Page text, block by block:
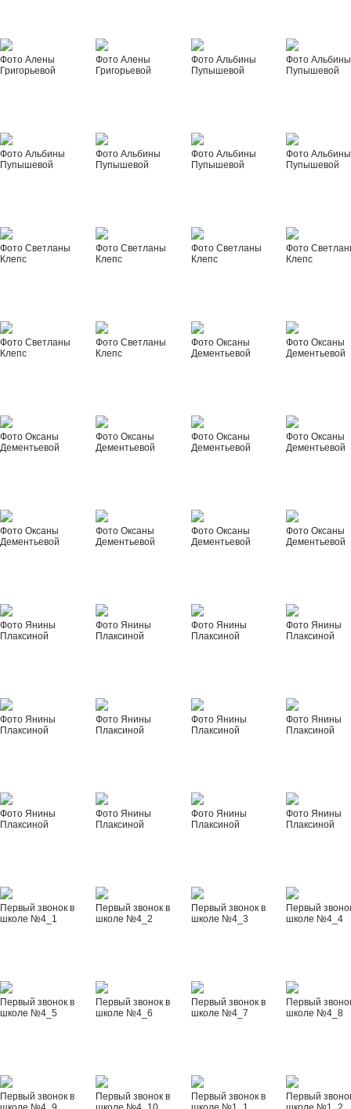
Фото Алены
Григорьевой
Фото Алены
Григорьевой
Фото Альбины
Пупышевой
Фото Альбины
Пупышевой
Фото Альбины
Пупышевой
Фото Альбины
Пупышевой
Фото Альбины
Пупышевой
Фото Альбины
Пупышевой
Фото Светланы
Клепс
Фото Светланы
Клепс
Фото Светланы
Клепс
Фото
Клепс
Фото Светланы
Клепс
Фото Светланы
Клепс
Фото Оксаны
Дементьевой
Фото Оксаны
Дементьевой
Фото Оксаны
Дементьевой
Фото Оксаны
Дементьевой
Фото Оксаны
Дементьевой
Фото Оксаны
Дементьевой
Фото Оксаны
Дементьевой
Фото Оксаны
Дементьевой
Фото Оксаны
Дементьевой
Фото Оксаны
Дементьевой
Фото Янины
Плаксиной
Фото Янины
Плаксиной
Фото Янины
Плаксиной
Фото Янины
Плаксиной
Фото Янины
Плаксиной
Фото Янины
Плаксиной
Фото Янины
Плаксиной
Фото Янины
Плаксиной
Фото Янины
Плаксиной
Фото Янины
Плаксиной
Фото Янины
Плаксиной
Фото Янины
Плаксиной
Первый звонок в
школе №4_1
Первый звонок в
школе №4_2
Первый звонок в
школе №4_3
Первый
школе №4_4
Первый звонок в
школе №4_5
Первый звонок в
школе №4_6
Первый звонок в
школе №4_7
Первый
школе №4_8
Первый звонок в
Первый звонок в
Первый звонок в
Первый